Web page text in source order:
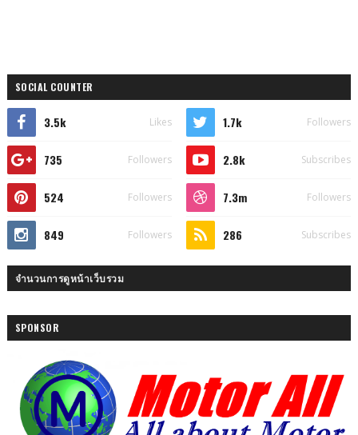
SOCIAL COUNTER
3.5k Likes 1.7k Followers
735 Followers 2.8k Subscribes
524 Followers 7.3m Followers
849 Followers 286 Subscribes
จำนวนการดูหน้าเว็บรวม
SPONSOR